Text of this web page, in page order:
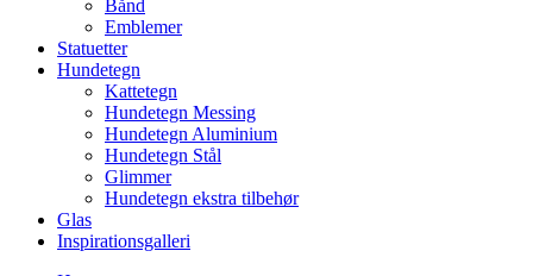
Bånd
Emblemer
Statuetter
Hundetegn
Kattetegn
Hundetegn Messing
Hundetegn Aluminium
Hundetegn Stål
Glimmer
Hundetegn ekstra tilbehør
Glas
Inspirationsgalleri